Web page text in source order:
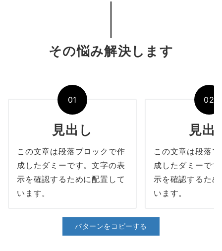
その悩み解決します
01
見出し
この文章は段落ブロックで作
成したダミーです。文字の表
示を確認するために配置して
います。
02
見出
この文章は段落
成したダミーで
示を確認するた
います。
パターンをコピーする